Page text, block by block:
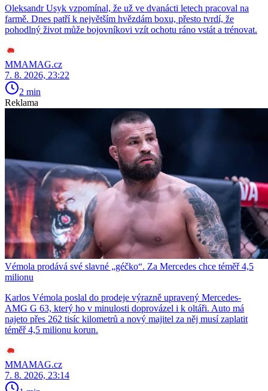
Oleksandr Usyk vzpomínal, že už ve dvanácti letech pracoval na
farmě. Dnes patří k největším hvězdám boxu, přesto tvrdí, že
pohodlný život může bojovníkovi vzít ochotu ráno vstát a trénovat.
MMAMAG.cz
7. 8. 2026, 23:22
2 min
Reklama
Vémola prodává své slavné „géčko“. Za Mercedes chce téměř 4,5
milionu
Karlos Vémola poslal do prodeje výrazně upravený Mercedes-
AMG G 63, který ho v minulosti doprovázel i k oltáři. Auto má
najeto přes 262 tisíc kilometrů a nový majitel za něj musí zaplatit
téměř 4,5 milionu korun.
MMAMAG.cz
7. 8. 2026, 23:14